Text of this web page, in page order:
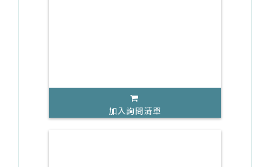
加入詢問清單